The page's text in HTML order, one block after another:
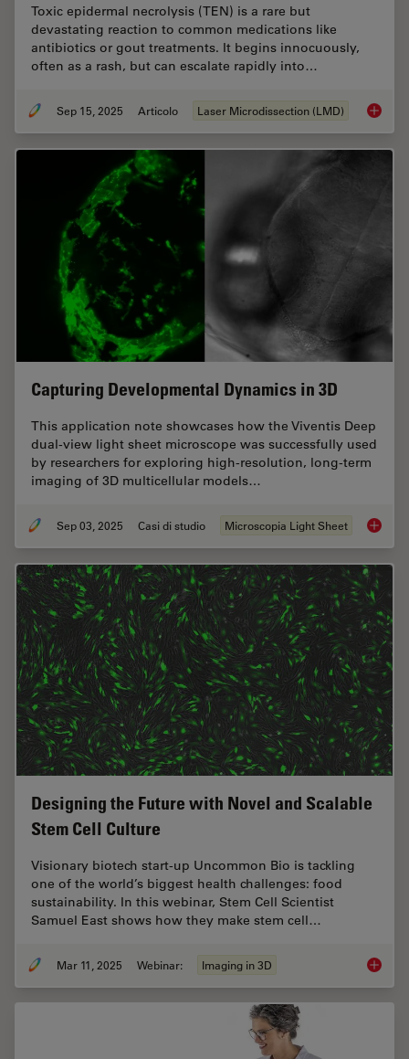
Toxic epidermal necrolysis (TEN) is a rare but
devastating reaction to common medications like
antibiotics or gout treatments. It begins innocuously,
often as a rash, but can escalate rapidly into…
Sep 15, 2025 Articolo Laser Microdissection (LMD) How a
Capturing Developmental Dynamics in 3D
This application note showcases how the Viventis Deep
dual-view light sheet microscope was successfully used
by researchers for exploring high-resolution, long-term
imaging of 3D multicellular models…
Sep 03, 2025 Casi di studio Microscopia Light Sheet
Designing the Future with Novel and Scalable
Stem Cell Culture
Visionary biotech start-up Uncommon Bio is tackling
one of the world’s biggest health challenges: food
sustainability. In this webinar, Stem Cell Scientist
Samuel East shows how they make stem cell…
Mar 11, 2025 Webinar: Imaging in 3D